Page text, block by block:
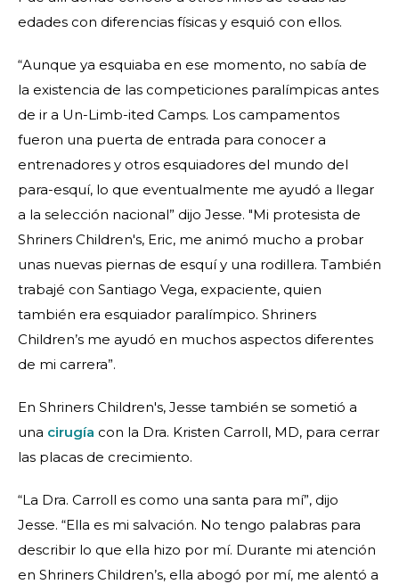
edades con diferencias físicas y esquió con ellos.
“Aunque ya esquiaba en ese momento, no sabía de
la existencia de las competiciones paralímpicas antes
de ir a Un-Limb-ited Camps. Los campamentos
fueron una puerta de entrada para conocer a
entrenadores y otros esquiadores del mundo del
para-esquí, lo que eventualmente me ayudó a llegar
a la selección nacional” dijo Jesse. "Mi protesista de
Shriners Children's, Eric, me animó mucho a probar
unas nuevas piernas de esquí y una rodillera. También
trabajé con Santiago Vega, expaciente, quien
también era esquiador paralímpico. Shriners
Children’s me ayudó en muchos aspectos diferentes
de mi carrera”.
En Shriners Children's, Jesse también se sometió a
una cirugía con la Dra. Kristen Carroll, MD, para cerrar
las placas de crecimiento.
“La Dra. Carroll es como una santa para mí”, dijo
Jesse. “Ella es mi salvación. No tengo palabras para
describir lo que ella hizo por mí. Durante mi atención
en Shriners Children’s, ella abogó por mí, me alentó a